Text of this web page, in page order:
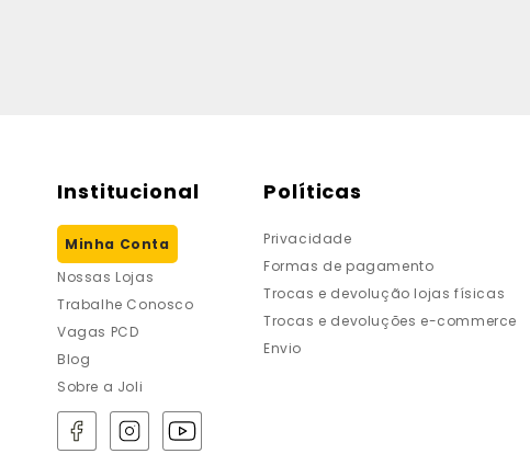
Institucional
Minha Conta
Nossas Lojas
Trabalhe Conosco
Vagas PCD
Blog
Sobre a Joli
Políticas
Privacidade
Formas de pagamento
Trocas e devolução lojas físicas
Trocas e devoluções e-commerce
Envio